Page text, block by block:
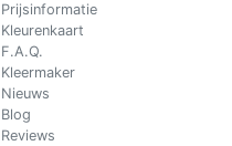
Prijsinformatie
Kleurenkaart
F.A.Q.
Kleermaker
Nieuws
Blog
Reviews